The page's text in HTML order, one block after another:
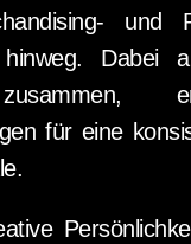
und
hinweg.
für eine